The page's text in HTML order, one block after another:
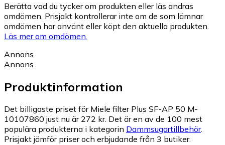
Berätta vad du tycker om produkten eller läs andras
omdömen. Prisjakt kontrollerar inte om de som lämnar
omdömen har använt eller köpt den aktuella produkten.
Läs mer om omdömen.
Annons
Annons
Produktinformation
Det billigaste priset för Miele filter Plus SF-AP 50 M-
10107860 just nu är 272 kr. Det är en av de 100 mest
populära produkterna i kategorin Dammsugartillbehör.
Prisjakt jämför priser och erbjudande från 3 butiker.